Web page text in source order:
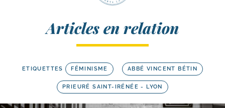
Articles en relation
ETIQUETTES FÉMINISME ABBÉ VINCENT BÉTIN
PRIEURÉ SAINT-IRÉNÉE - LYON